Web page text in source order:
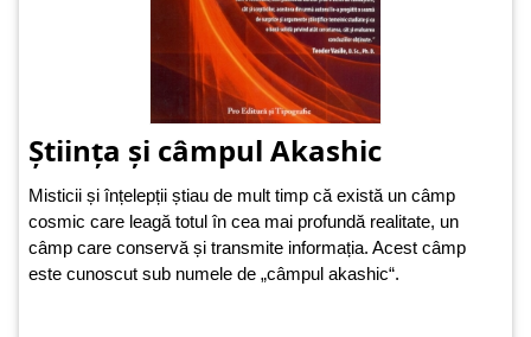
Știința și câmpul Akashic
Misticii și înțelepții știau de mult timp că există un câmp
cosmic care leagă totul în cea mai profundă realitate, un
câmp care conservă și transmite informația. Acest câmp
este cunoscut sub numele de „câmpul akashic“.